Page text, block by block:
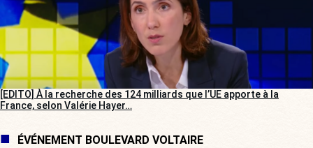
[EDITO] À la recherche des 124 milliards que l’UE apporte à la
France, selon Valérie Hayer…
ÉVÉNEMENT BOULEVARD VOLTAIRE